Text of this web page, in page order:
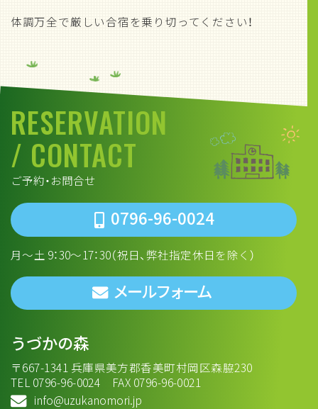
体調万全で厳しい合宿を乗り切ってください！
RESERVATION
/ CONTACT
ご予約・お問合せ
0796-96-0024
月～土 9：30～17：30（祝日、弊社指定休日を除く）
メールフォーム
うづかの森
〒667-1341 兵庫県美方郡香美町村岡区森脇230
TEL 0796-96-0024 FAX 0796-96-0021
info@uzukanomori.jp